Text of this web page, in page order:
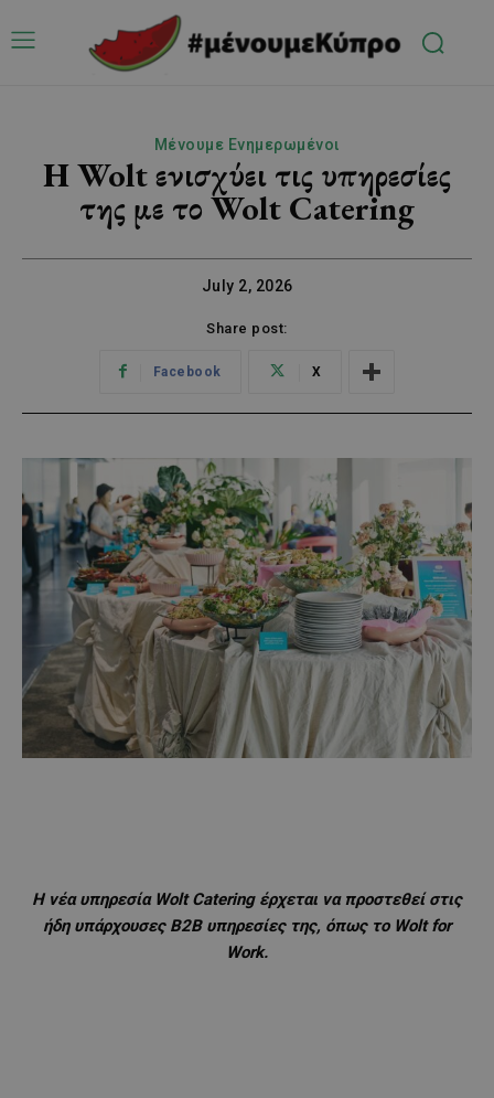
Μένουμε Ενημερωμένοι
Η Wolt ενισχύει τις υπηρεσίες
της με το Wolt Catering
July 2, 2026
Share post:
Facebook X
Η νέα υπηρεσία Wolt Catering έρχεται να προστεθεί στις
ήδη υπάρχουσες B2B υπηρεσίες της, όπως το Wolt for
Work.